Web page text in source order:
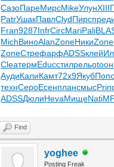
СазоПареМирсMikeУлунXIII
PatrУшакПавлClydПирспред
Fran9287InfrCircMariPali
MichВиноAlanZoneНикиZone
ZoneСтрефарфADSSклей
CleaтермEducстилрельotoo
АудиКалиКамт72х9Якуб
технСероЕсенплансмысPrin
ADSSДюлиHevaМищеNati
Find
yoghee
Posting Freak